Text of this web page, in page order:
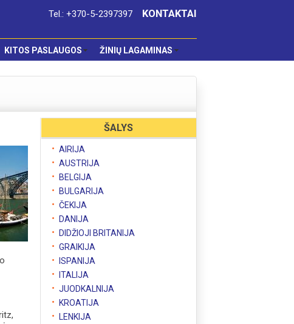
Tel.: +370-5-2397397 KONTAKTAI
KITOS PASLAUGOS ŽINIŲ LAGAMINAS
ŠALYS
AIRIJA
AUSTRIJA
BELGIJA
BULGARIJA
ČEKIJA
DANIJA
DIDŽIOJI BRITANIJA
GRAIKIJA
ISPANIJA
ITALIJA
JUODKALNIJA
KROATIJA
LENKIJA